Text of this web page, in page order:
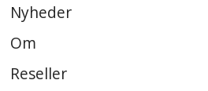
Nyheder
Om
Reseller